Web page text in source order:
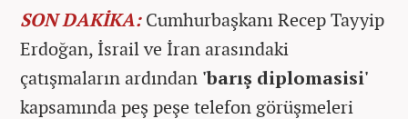
SON DAKİKA:Cumhurbaşkanı Recep Tayyip
Erdoğan, İsrail ve İran arasındaki
çatışmaların ardından 'barış diplomasisi'
kapsamında peş peşe telefon görüşmeleri